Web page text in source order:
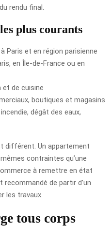
rendu final.
plus courants
Paris et en région parisienne
en Île-de-France ou en
et de cuisine
boutiques et magasins
dégât des eaux,
différent. Un appartement
contraintes qu’une
à remettre en état
recommandé de partir d’un
les travaux.
tous corps